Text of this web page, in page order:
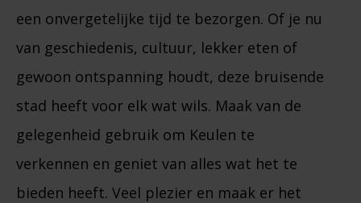
een onvergetelijke tijd te bezorgen. Of je nu
van geschiedenis, cultuur, lekker eten of
gewoon ontspanning houdt, deze bruisende
stad heeft voor elk wat wils. Maak van de
gelegenheid gebruik om Keulen te
verkennen en geniet van alles wat het te
bieden heeft. Veel plezier en maak er het